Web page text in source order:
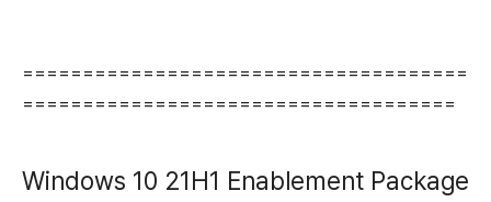
=====================================
====================================
Windows 10 21H1 Enablement Package